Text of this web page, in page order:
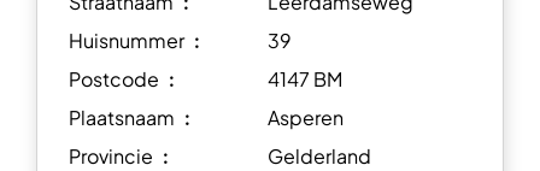
Huisnummer ︰
39
Postcode ︰
4147 BM
Plaatsnaam ︰
Asperen
Provincie ︰
Gelderland